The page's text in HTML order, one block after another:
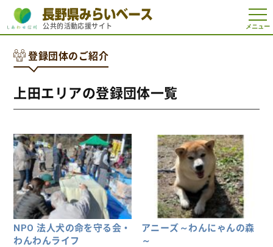
t
o
g
公共的活動応援サイト
登録団体のご紹介
上田エリアの登録団体一覧
NPO 法人犬の命を守る会・
わんわんライフ
アニーズ～わんにゃんの森
～